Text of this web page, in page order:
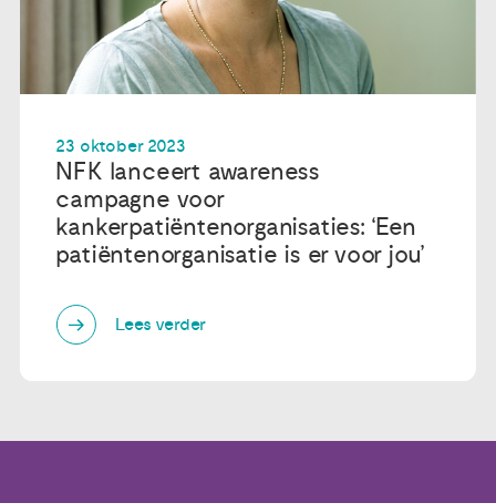
23 oktober 2023
NFK lanceert awareness
campagne voor
kankerpatiëntenorganisaties: ‘Een
patiëntenorganisatie is er voor jou’
Lees verder